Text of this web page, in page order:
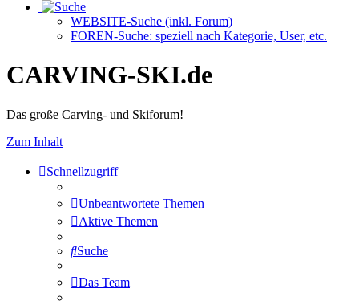
WEBSITE-Suche (inkl. Forum)
FOREN-Suche: speziell nach Kategorie, User, etc.
CARVING-SKI.de
Das große Carving- und Skiforum!
Zum Inhalt
Schnellzugriff
Unbeantwortete Themen
Aktive Themen
Suche
Das Team